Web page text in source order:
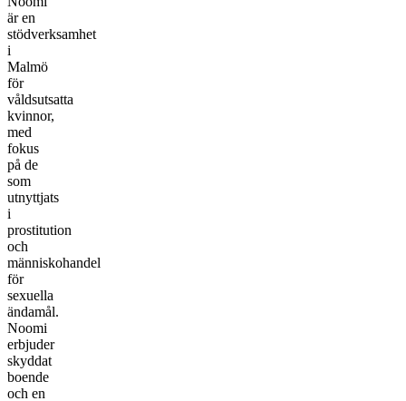
är en
stödverksamhet
i
Malmö
för
våldsutsatta
kvinnor,
med
fokus
på de
som
utnyttjats
i
prostitution
och
människohandel
för
sexuella
ändamål.
Noomi
erbjuder
skyddat
boende
och en